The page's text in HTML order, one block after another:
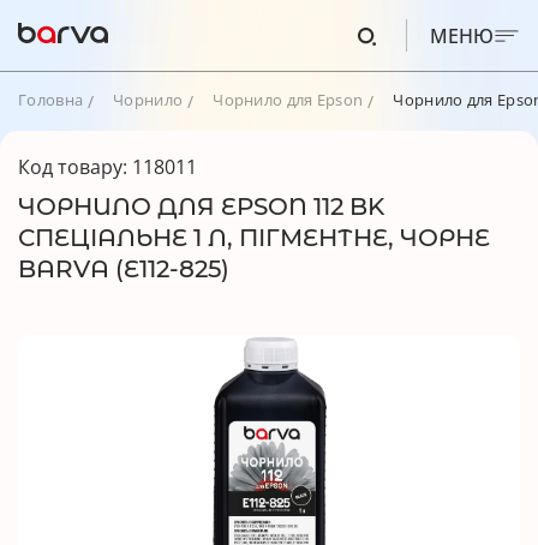
МЕНЮ
Головна Чорнило Чорнило для Epson Чорнило для
Код товару: 118011
ЧОРНИЛО ДЛЯ EPSON 112 BK
СПЕЦІАЛЬНЕ 1 Л, ПІГМЕНТНЕ, ЧОРНЕ
BARVA (E112-825)